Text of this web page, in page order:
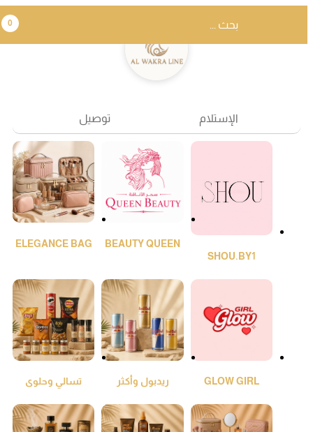
0
الإستلام توصيل
SHOU.BY1
BEAUTY QUEEN
ELEGANCE BAG
GLOW GIRL ريدبول وأكثر تسالي وحلوى